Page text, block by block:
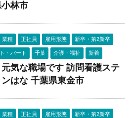
林市
業種 正社員 雇用形態 新卒・第2新卒
・パート 千葉 介護・福祉 新着
気な職場です 訪問看護ステ
はな 千葉県東金市
業種 正社員 雇用形態 新卒・第2新卒